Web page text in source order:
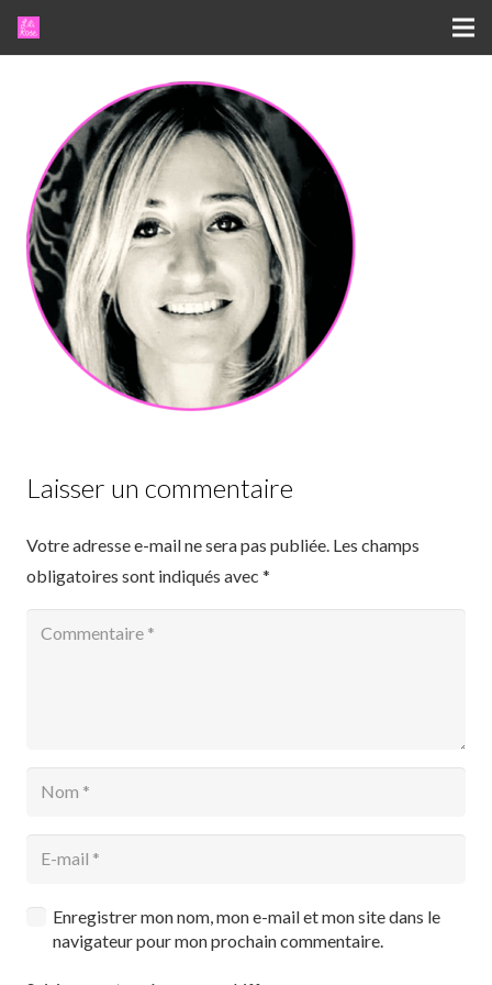
Laisser un commentaire
Votre adresse e-mail ne sera pas publiée. Les champs
obligatoires sont indiqués avec *
Enregistrer mon nom, mon e-mail et mon site dans le
navigateur pour mon prochain commentaire.